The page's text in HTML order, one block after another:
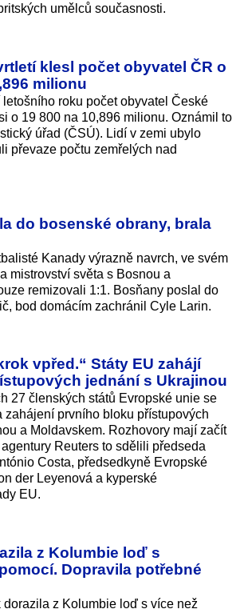
umělců současnosti.
klesl počet obyvatel ČR o
milionu
roku počet obyvatel České
o 19 800 na 10,896 milionu. Oznámil to
úřad (ČSÚ). Lidí v zemi ubylo
převaze počtu zemřelých nad
do bosenské obrany, brala
Kanady výrazně navrch, ve svém
mistrovství světa s Bosnou a
remizovali 1:1. Bosňany poslal do
bod domácím zachránil Cyle Larin.
vpřed.“ Státy EU zahájí
jednání s Ukrajinou
27 členských států Evropské unie se
zahájení prvního bloku přístupových
a Moldavskem. Rozhovory mají začít
Reuters to sdělili předseda
Costa, předsedkyně Evropské
der Leyenová a kyperské
EU.
z Kolumbie loď s
Dopravila potřebné
dorazila z Kolumbie loď s více než